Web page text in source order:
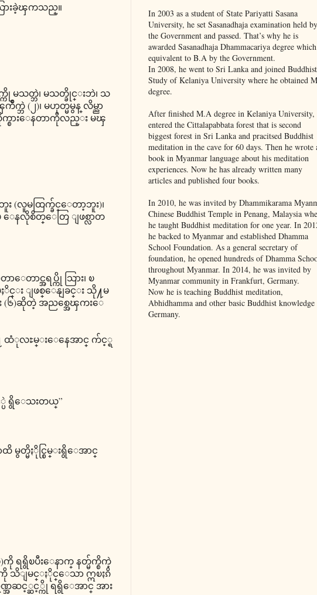
ြားခဲ့ၾကသည္။
မသတ္ဘဲ၊ မသတ္ခိုင္းဘဲ၊ သ
(၂)၊ မဟုတ္မမွန္ လိမ္ညာ
က္စားေနတာကိုလည္း မၾ
(လူမထြက္ခ်င္ေတာ့ဘူး)၊
နလိုစိတ္ေတြ ျဖစ္လာတ
တာင္အရပ္ကို သြား၊ ၿ
ႈိင္း ျဖစ္ေနျခင္း သို႔မ
း (၆)ဆိုတဲ့ အညစ္အေၾကးေ
နဲ႔ ထံုလႊမ္းေနေအာင္ က်င့္ရ
ပဲ ရွိေသးတယ္”
မွတ္မိႏိုင္စြမ္းရွိေအာင္
ရရွိၿပီးေနာက္ နတ္မ်က္စိကဲ့
သိျမင္ႏိုင္ေသာ ဣၿႏၵိ
ဆင့္ဆင့္ကို ရရွိေအာင္ အား
In 2003 as a student of State Pariyatti Sasana
University, he set Sasanadhaja examination held by
the Government and passed. That’s why he is
awarded Sasanadhaja Dhammacariya degree
equivalent to B.A by the Government.
In 2008, he went to Sri Lanka and joined Buddhist
Study of Kelaniya University where he obtained
degree.
After finished M.A degree in Kelaniya University,
entered the Cittalapabbata forest that is second
biggest forest in Sri Lanka and pracitsed Buddhist
meditation in the cave for 60 days. Then he wrote
book in Myanmar language about his meditation
experiences. Now he has already written many
articles and published four books.
In 2010, he was invited by Dhammikarama
Chinese Buddhist Temple in Penang, Malaysia
he taught Buddhist meditation for one year. In
he backed to Myanmar and established Dhamma
School Foundation. As a general secretary of
foundation, he opened hundreds of Dhamma
throughout Myanmar. In 2014, he was invited by
Myanmar community in Frankfurt, Germany.
Now he is teaching Buddhist meditation,
Abhidhamma and other basic Buddhist
Germany.